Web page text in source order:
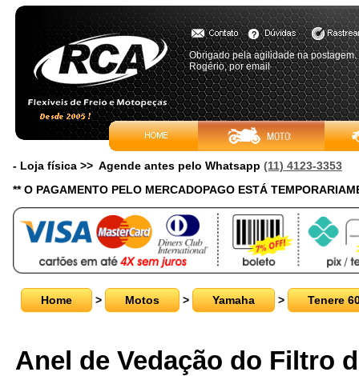
Obrigado pela agilidade na postagem.
Rogério, por email
- Loja física >> Agende antes pelo Whatsapp (11) 4123-3353
** O PAGAMENTO PELO MERCADOPAGO ESTÁ
Home > Motos > Yamaha > Tenere
Anel de Vedação do Filtro